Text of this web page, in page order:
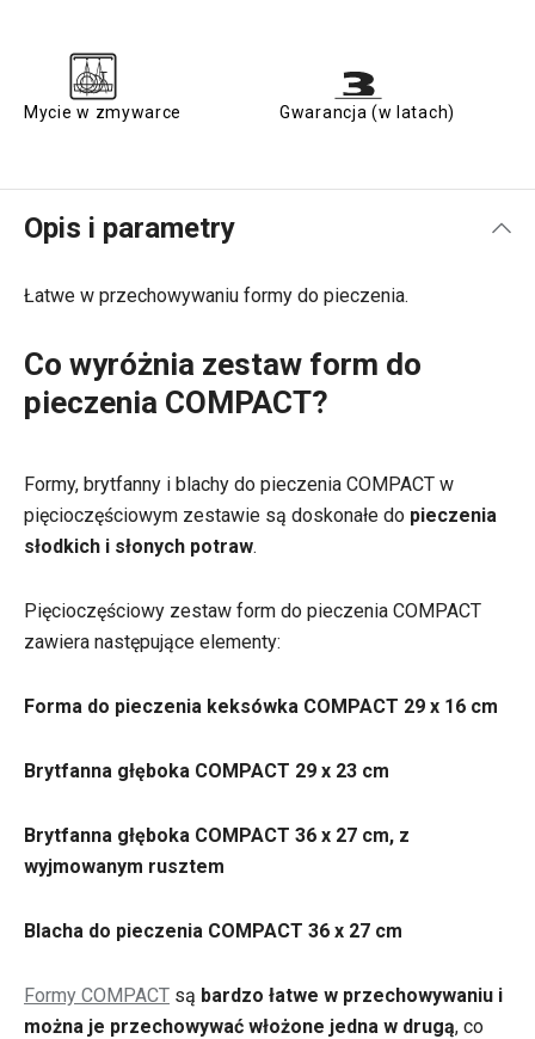
Mycie w zmywarce Gwarancja (w latach)
Opis i parametry
Łatwe w przechowywaniu formy do pieczenia.
Co wyróżnia zestaw form do
pieczenia COMPACT?
Formy, brytfanny i blachy do pieczenia COMPACT w
pięcioczęściowym zestawie są doskonałe do pieczenia
słodkich i słonych potraw.
Pięcioczęściowy zestaw form do pieczenia COMPACT
zawiera następujące elementy:
Forma do pieczenia keksówka COMPACT 29 x 16 cm
Brytfanna głęboka COMPACT 29 x 23 cm
Brytfanna głęboka COMPACT 36 x 27 cm, z
wyjmowanym rusztem
Blacha do pieczenia COMPACT 36 x 27 cm
Formy COMPACT są bardzo łatwe w przechowywaniu i
można je przechowywać włożone jedna w drugą, co